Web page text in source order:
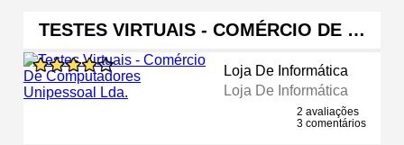
TESTES VIRTUAIS - COMÉRCIO DE …
Loja De Informática
Loja De Informática
2 avaliações
3 comentários